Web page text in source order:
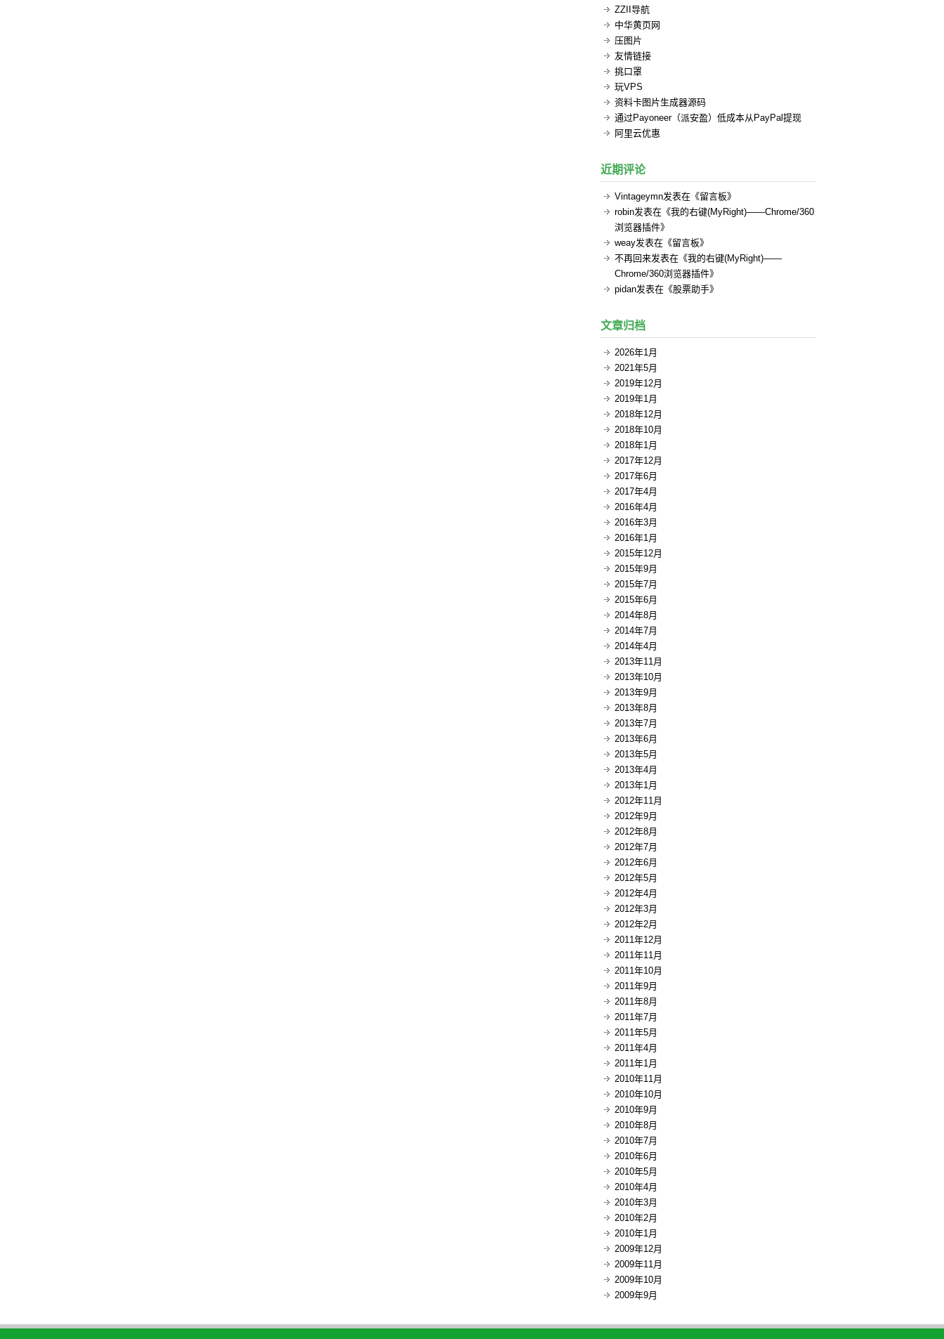
ZZII导航
中华黄页网
压图片
友情链接
挑口罩
玩VPS
资料卡图片生成器源码
通过Payoneer（派安盈）低成本从PayPal提现
阿里云优惠
近期评论
Vintageymn发表在《留言板》
robin发表在《我的右键(MyRight)——Chrome/360
浏览器插件》
weay发表在《留言板》
不再回来发表在《我的右键(MyRight)——
Chrome/360浏览器插件》
pidan发表在《股票助手》
文章归档
2026年1月
2021年5月
2019年12月
2019年1月
2018年12月
2018年10月
2018年1月
2017年12月
2017年6月
2017年4月
2016年4月
2016年3月
2016年1月
2015年12月
2015年9月
2015年7月
2015年6月
2014年8月
2014年7月
2014年4月
2013年11月
2013年10月
2013年9月
2013年8月
2013年7月
2013年6月
2013年5月
2013年4月
2013年1月
2012年11月
2012年9月
2012年8月
2012年7月
2012年6月
2012年5月
2012年4月
2012年3月
2012年2月
2011年12月
2011年11月
2011年10月
2011年9月
2011年8月
2011年7月
2011年5月
2011年4月
2011年1月
2010年11月
2010年10月
2010年9月
2010年8月
2010年7月
2010年6月
2010年5月
2010年4月
2010年3月
2010年2月
2010年1月
2009年12月
2009年11月
2009年10月
2009年9月